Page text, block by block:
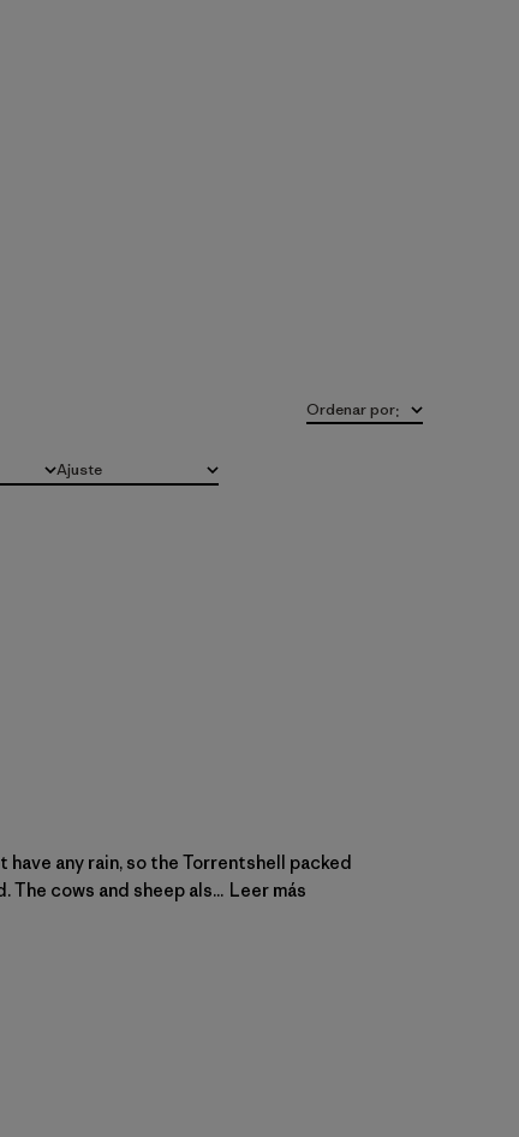
Ajuste
Todo
Ordenar por:
any rain, so the Torrentshell packed
cows and sheep als... Leer más